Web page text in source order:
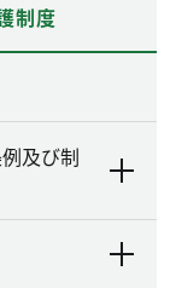
制度
及び制